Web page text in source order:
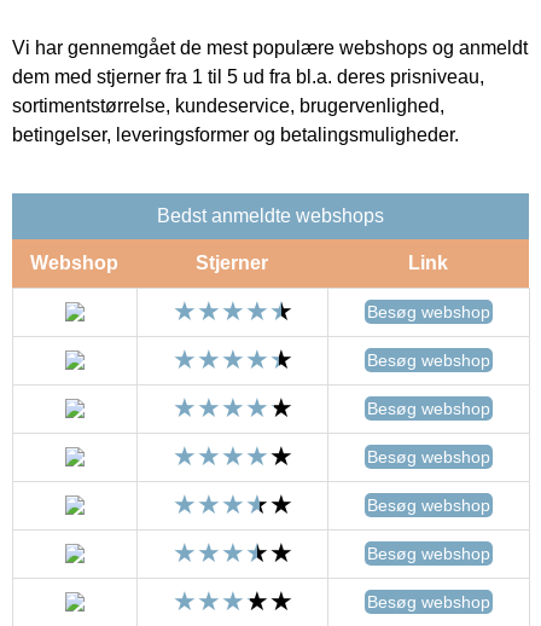
Vi har gennemgået de mest populære webshops og anmeldt
dem med stjerner fra 1 til 5 ud fra bl.a. deres prisniveau,
sortimentstørrelse, kundeservice, brugervenlighed,
betingelser, leveringsformer og betalingsmuligheder.
Bedst anmeldte webshops
Webshop Stjerner Link
Besøg webshop
Besøg webshop
Besøg webshop
Besøg webshop
Besøg webshop
Besøg webshop
Besøg webshop